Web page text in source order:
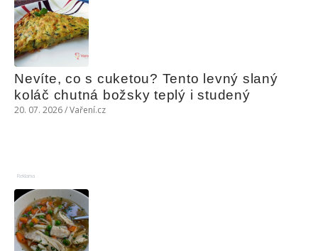
Nevíte, co s cuketou? Tento levný slaný
koláč chutná božsky teplý i studený
20. 07. 2026 / Vaření.cz
Reklama